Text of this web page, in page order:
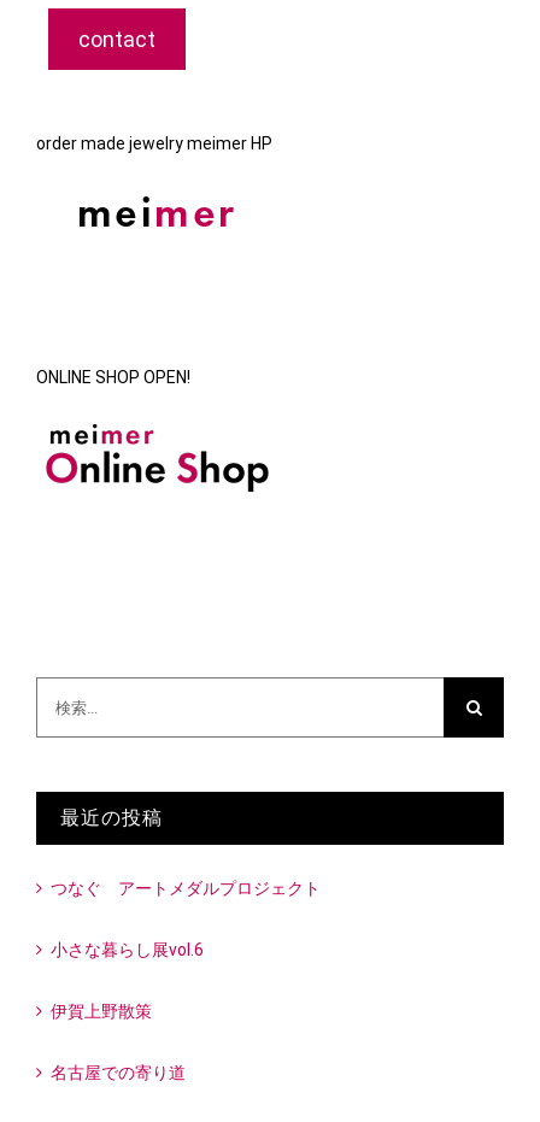
contact
order made jewelry meimer HP
ONLINE SHOP OPEN!
最近の投稿
つなぐ アートメダルプロジェクト
小さな暮らし展vol.6
伊賀上野散策
名古屋での寄り道